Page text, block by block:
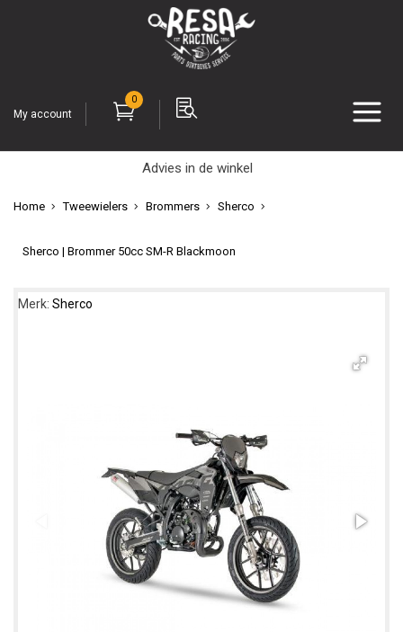
My account
0
Advies in de winkel
Home Tweewielers Brommers Sherco
Sherco | Brommer 50cc SM-R Blackmoon
Merk: Sherco